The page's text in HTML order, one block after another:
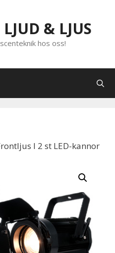
& LJUS
hos oss!
I 2 st LED-kannor